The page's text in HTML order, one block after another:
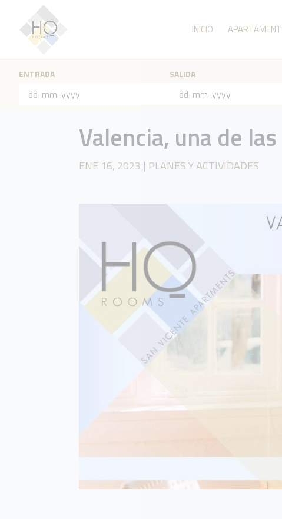
INICIO
Valencia, una de
ENE 16, 2023 | PLANES Y ACTIVIDADES
ENTRADA SALIDA